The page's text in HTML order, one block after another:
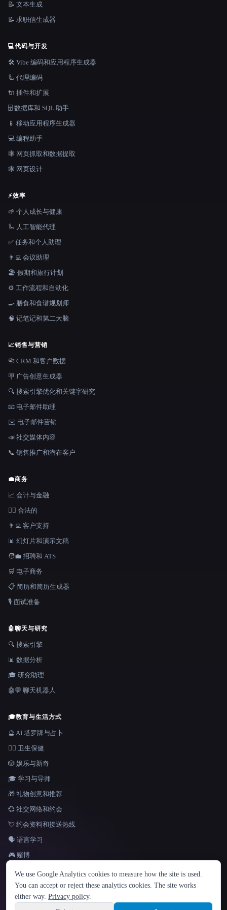
语言
English español Français Русский 简体中文
Hindi
📝 文本生成
📝 求职信生成器
💻代码与开发
🛠️ Vibe 编码和应用程序生成器
🦾 代理编码
🔌 插件和扩展
🗄️ 数据库和 SQL 助手
📱 移动应用程序生成器
💻 编程助手
🕸️ 网页抓取和数据提取
🕸 网页设计
⚡效率
🌱 个人成长与健康
🦾 人工智能代理
✅ 任务和个人助理
👨‍💻 会议助理
🏖 假期和旅行计划
⚙️ 工作流程和自动化
🍳 膳食和食谱规划师
🧠 记笔记和第二大脑
📈销售与营销
📇 CRM 和客户数据
🪧 广告创意生成器
🔍 搜索引擎优化和关键字研究
📧 电子邮件助理
✉️ 电子邮件营销
📣 社交媒体内容
📞 销售推广和潜在客户
💼商务
📈 会计与金融
👩‍⚖️ 合法的
👨‍💻 客户支持
📊 幻灯片和演示文稿
🧑‍💼 招聘和 ATS
🛒 电子商务
📋 简历和简历生成器
🎙️ 面试准备
🤖聊天与研究
🔍 搜索引擎
📊 数据分析
🎓 研究助理
🤖💬 聊天机器人
🎓教育与生活方式
🔮 AI 塔罗牌与占卜
👩‍⚕️ 卫生保健
🎲 娱乐与新奇
🎓 学习与导师
🎁 礼物创意和推荐
💞 社交网络和约会
💘 约会资料和接送热线
🗣️ 语言学习
🎮 赌博
Site information
© 2026 That AI Collection. 保留所有权利。
Built with Metatron ★
We use Google Analytics cookies to measure how the site is used.
You can accept or reject these analytics cookies. The site works
either way. Privacy policy.